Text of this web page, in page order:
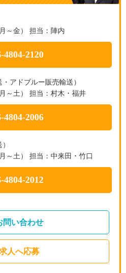
～金） 担当：陣内
4804-2120
アドブルー販売輸送）
～土） 担当：村木・福井
4804-2006
～土） 担当：中来田・竹口
4804-2012
問い合わせ
人へ応募